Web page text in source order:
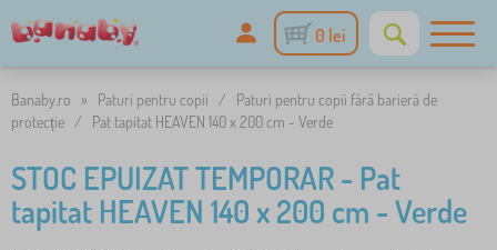
0 lei
Banaby.ro » Paturi pentru copii /
Paturi pentru copii fără barieră de
protecție / Pat tapitat HEAVEN 140 x 200 cm - Verde
STOC EPUIZAT TEMPORAR - Pat
tapitat HEAVEN 140 x 200 cm - Verde